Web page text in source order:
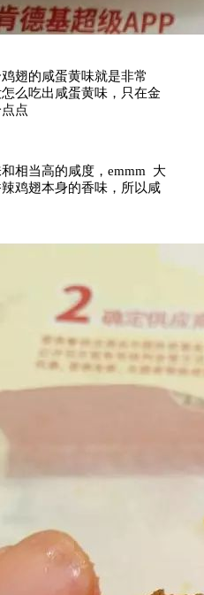
翅的咸蛋黄味就是非常
么吃出咸蛋黄味，只在金
点
相当高的咸度，emmm 大
鸡翅本身的香味，所以咸